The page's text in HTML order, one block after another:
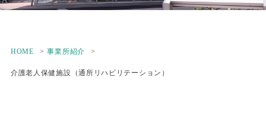
HOME 事業所紹介
介護老人保健施設（通所リハビリテーション）